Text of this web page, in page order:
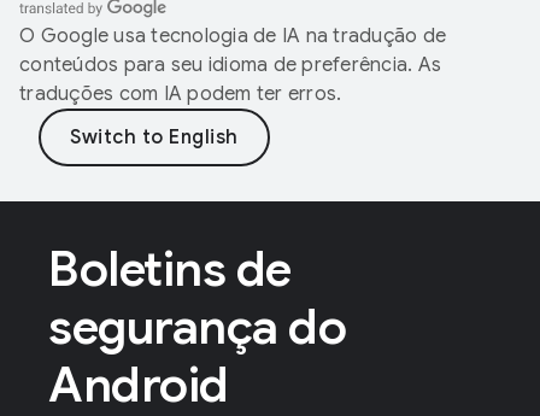
O Google usa tecnologia de IA na tradução de
conteúdos para seu idioma de preferência. As
traduções com IA podem ter erros.
Boletins de
segurança do
Android